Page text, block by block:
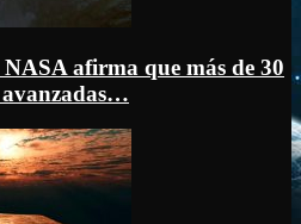
afirma que más de 30
avanzadas…